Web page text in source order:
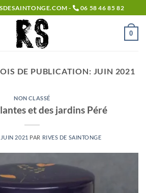
- 06 58 46 85 82
0
DE PUBLICATION: JUIN 2021
NON CLASSÉ
et des jardins Péré
2021 PAR RIVES DE SAINTONGE